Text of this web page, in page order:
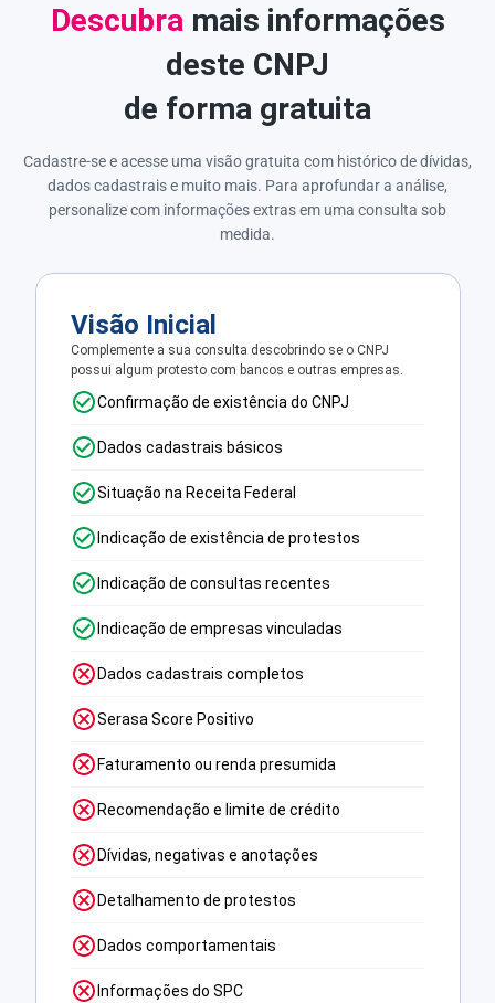
Descubramais informações
deste CNPJ
de forma gratuita
Cadastre-se e acesse uma visão gratuita com histórico de dívidas,
dados cadastrais e muito mais. Para aprofundar a análise,
personalize com informações extras em uma consulta sob
medida.
Visão Inicial
Complemente a sua consulta descobrindo se o CNPJ
possui algum protesto com bancos e outras empresas.
Confirmação de existência do CNPJ
Dados cadastrais básicos
Situação na Receita Federal
Indicação de existência de protestos
Indicação de consultas recentes
Indicação de empresas vinculadas
Dados cadastrais completos
Serasa Score Positivo
Faturamento ou renda presumida
Recomendação e limite de crédito
Dívidas, negativas e anotações
Detalhamento de protestos
Dados comportamentais
Informações do SPC